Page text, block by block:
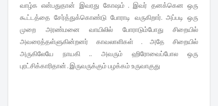
வாழ்க என்பதுதான் இவரது கோஷம் . இவர் தனக்கென ஒரு
கூட்டத்தை சேர்த்துக்கொண்டு போராடி வருகிறார். அப்படி ஒரு
முறை அரண்மனை வாயிலில் போராடும்போது சிறையில்
அவரைத்தள்ளுகின்றனர் காவலாளிகள் . அதே சிறையில்
அருகிலேயே நாயகி .. அவரும் ஹிரோவைப்போல ஒரு
புரட்சிக்காரிதான் . இருவருக்கும் பழக்கம் உருவாகுது